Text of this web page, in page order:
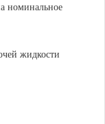
номинальное
жидкости